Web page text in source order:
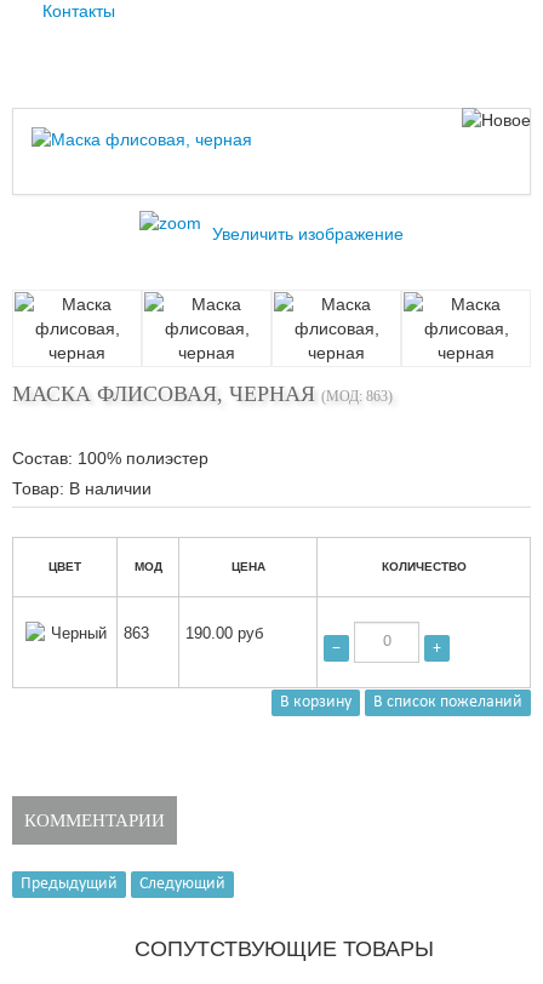
Контакты
Увеличить изображение
МАСКА ФЛИСОВАЯ, ЧЕРНАЯ (МОД: 863)
Состав: 100% полиэстер
Товар: В наличии
ЦВЕТ МОД ЦЕНА КОЛИЧЕСТВО
Черный 863
190.00 руб
−
+
КОММЕНТАРИИ
Предыдущий Следующий
СОПУТСТВУЮЩИЕ ТОВАРЫ